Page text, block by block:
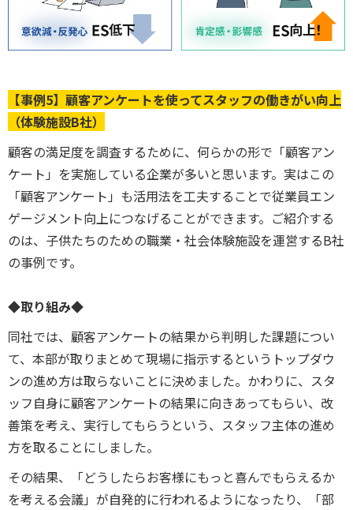
【事例5】顧客アンケートを使ってスタッフの働きがい向上
（体験施設B社）
顧客の満足度を調査するために、何らかの形で「顧客アン
ケート」を実施している企業が多いと思います。実はこの
「顧客アンケート」も活用法を工夫することで従業員エン
ゲージメント向上につなげることができます。ご紹介する
のは、子供たちのための職業・社会体験施設を運営するB社
の事例です。
◆取り組み◆
同社では、顧客アンケートの結果から判明した課題につい
て、本部が取りまとめて現場に指示するというトップダウ
ンの進め方は取らないことに決めました。かわりに、スタ
ッフ自身に顧客アンケートの結果に向きあってもらい、改
善策を考え、実行してもらうという、スタッフ主体の進め
方を取ることにしました。
その結果、「どうしたらお客様にもっと喜んでもらえるか
を考える会議」が自発的に行われるようになったり、「部